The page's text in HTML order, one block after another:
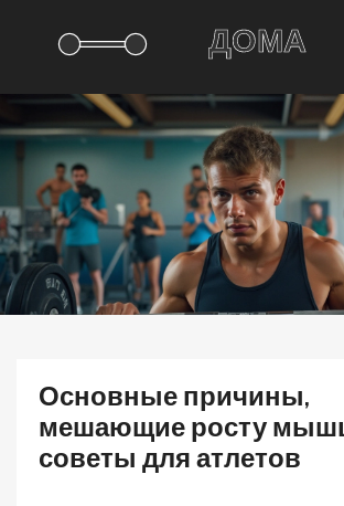
Основные причины,
мешающие росту
советы для атлетов